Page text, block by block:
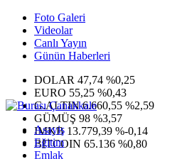
Foto Galeri
Videolar
Canlı Yayın
Günün Haberleri
DOLAR 47,74 %0,25
EURO 55,25 %0,43
G.ALTIN6.660,55 %2,59
GÜMÜŞ 98 %3,57
IMKB 13.779,39 %-0,14
BITCOIN 65.136 %0,80
Asayiş
Eğitim
Emlak